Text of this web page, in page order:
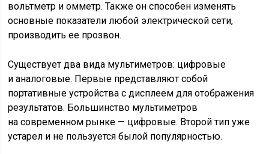
вольтметр и омметр. Также он способен изменять
основные показатели любой электрической сети,
производить ее прозвон.
Существует два вида мультиметров: цифровые
и аналоговые. Первые представляют собой
портативные устройства с дисплеем для отображения
результатов. Большинство мультиметров
на современном рынке — цифровые. Второй тип уже
устарел и не пользуется былой популярностью.